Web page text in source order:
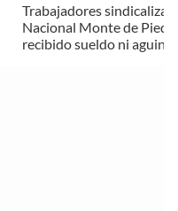
Trabajadores
Nacional Monte de
recibido sueldo ni